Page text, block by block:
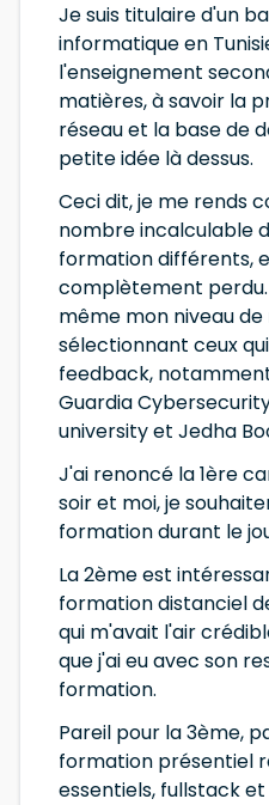
Je suis titulaire d'un
informatique en
l'enseignement
matières, à savoir la
réseau et la base de
petite idée là dessus.
Ceci dit, je me rends
nombre incalculable
formation différents,
complètement
même mon niveau
sélectionnant ceux
feedback,
Guardia
university et Jedha
J'ai renoncé la 1ère
soir et moi, je
formation durant le
La 2ème est
formation distanciel
qui m'avait l'air
que j'ai eu avec son
formation.
Pareil pour la 3ème,
formation présentiel
essentiels, fullstack et